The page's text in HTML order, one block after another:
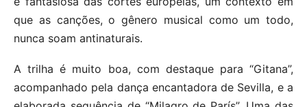
que as canções, o gênero musical como um todo,
nunca soam antinaturais.
A trilha é muito boa, com destaque para “Gitana”,
acompanhado pela dança encantadora de Sevilla, e a